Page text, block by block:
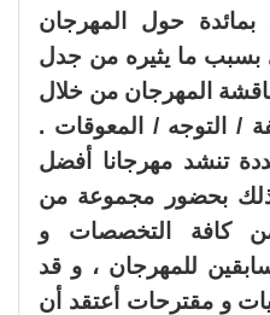
حول المهرجان
بسبب ما يثيره من جدل
المهرجان من خلال
/ التوجه / المعوقات .
تنشد مهرجانا أفضل
بحضور مجموعة من
من كافة التخصصات و
للمهرجان ، و قد
و مقترحات أعتقد أن